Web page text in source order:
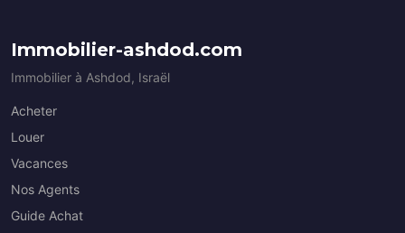
Immobilier-ashdod.com
Immobilier à Ashdod, Israël
Acheter
Louer
Vacances
Nos Agents
Guide Achat